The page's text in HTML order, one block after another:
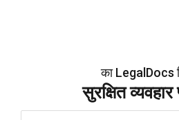
का LegalDocs
सुरक्षित व्यवहार